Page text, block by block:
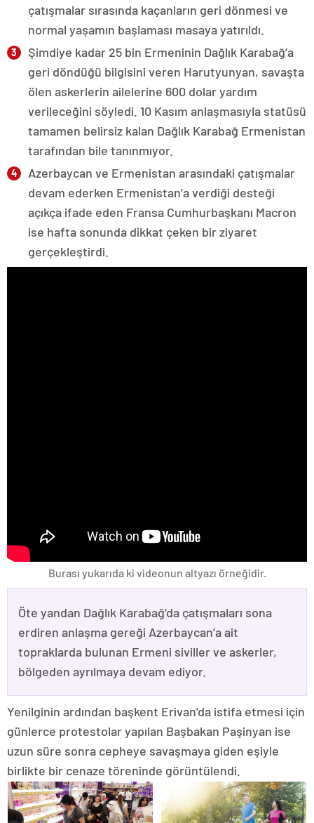
çatışmalar sırasında kaçanların geri dönmesi ve
normal yaşamın başlaması masaya yatırıldı.
Şimdiye kadar 25 bin Ermeninin Dağlık Karabağ’a
geri döndüğü bilgisini veren Harutyunyan, savaşta
ölen askerlerin ailelerine 600 dolar yardım
verileceğini söyledi. 10 Kasım anlaşmasıyla statüsü
tamamen belirsiz kalan Dağlık Karabağ Ermenistan
tarafından bile tanınmıyor.
Azerbaycan ve Ermenistan arasındaki çatışmalar
devam ederken Ermenistan’a verdiği desteği
açıkça ifade eden Fransa Cumhurbaşkanı Macron
ise hafta sonunda dikkat çeken bir ziyaret
gerçekleştirdi.
Burası yukarıda ki videonun altyazı örneğidir.
Öte yandan Dağlık Karabağ’da çatışmaları sona
erdiren anlaşma gereği Azerbaycan’a ait
topraklarda bulunan Ermeni siviller ve askerler,
bölgeden ayrılmaya devam ediyor.
Yenilginin ardından başkent Erivan’da istifa etmesi için
günlerce protestolar yapılan Başbakan Paşinyan ise
uzun süre sonra cepheye savaşmaya giden eşiyle
birlikte bir cenaze töreninde görüntülendi.